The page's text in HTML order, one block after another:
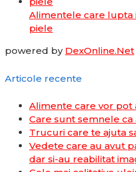
Alimentele care lupta
piele
powered by DexOnline.Net
Articole recente
Alimente care vor pot
Care sunt semnele ca
Trucuri care te ajuta
Vedete care au avut
dar si-au reabilitat